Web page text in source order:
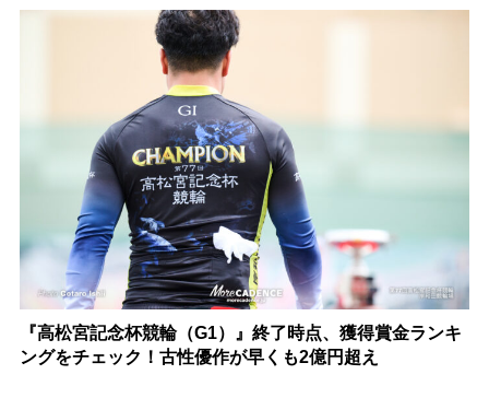
『高松宮記念杯競輪（G1）』終了時点、獲得賞金ランキ
ングをチェック！古性優作が早くも2億円超え